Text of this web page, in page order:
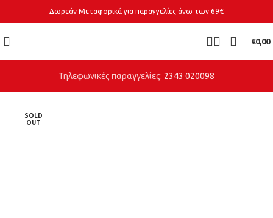
Δωρεάν Μεταφορικά για παραγγελίες άνω των 69€
€0,00
Τηλεφωνικές παραγγελίες: 2343 020098
SOLD
OUT